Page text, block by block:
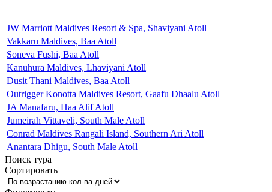
JW Marriott Maldives Resort & Spa, Shaviyani Atoll
Vakkaru Maldives, Baa Atoll
Soneva Fushi, Baa Atoll
Kanuhura Maldives, Lhaviyani Atoll
Dusit Thani Maldives, Baa Atoll
Outrigger Konotta Maldives Resort, Gaafu Dhaalu Atoll
JA Manafaru, Haa Alif Atoll
Jumeirah Vittaveli, South Male Atoll
Conrad Maldives Rangali Island, Southern Ari Atoll
Anantara Dhigu, South Male Atoll
Поиск тура
Сортировать